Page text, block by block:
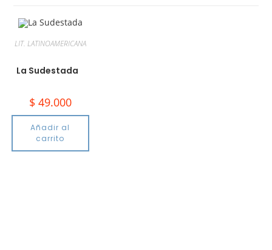
LIT. LATINOAMERICANA
La Sudestada
$ 49.000
Añadir al
carrito